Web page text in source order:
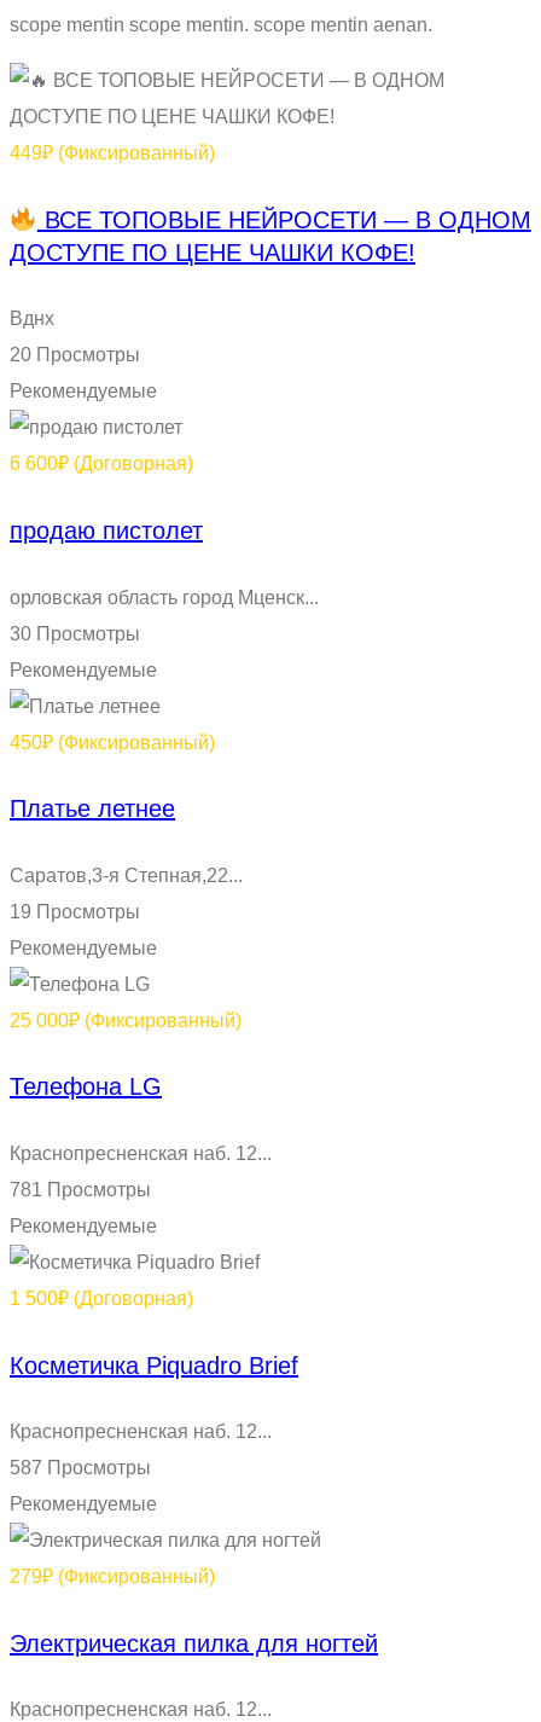
scope mentin scope mentin. scope mentin aenan.
449₽ (Фиксированный)
ВСЕ ТОПОВЫЕ НЕЙРОСЕТИ — В ОДНОМ
ДОСТУПЕ ПО ЦЕНЕ ЧАШКИ КОФЕ!
Вднх
20 Просмотры
Рекомендуемые
6 600₽ (Договорная)
продаю пистолет
орловская область город Мценск...
30 Просмотры
Рекомендуемые
450₽ (Фиксированный)
Платье летнее
Саратов,3-я Степная,22...
19 Просмотры
Рекомендуемые
25 000₽ (Фиксированный)
Телефона LG
Краснопресненская наб. 12...
781 Просмотры
Рекомендуемые
1 500₽ (Договорная)
Косметичка Piquadro Brief
Краснопресненская наб. 12...
587 Просмотры
Рекомендуемые
279₽ (Фиксированный)
Электрическая пилка для ногтей
Краснопресненская наб. 12...